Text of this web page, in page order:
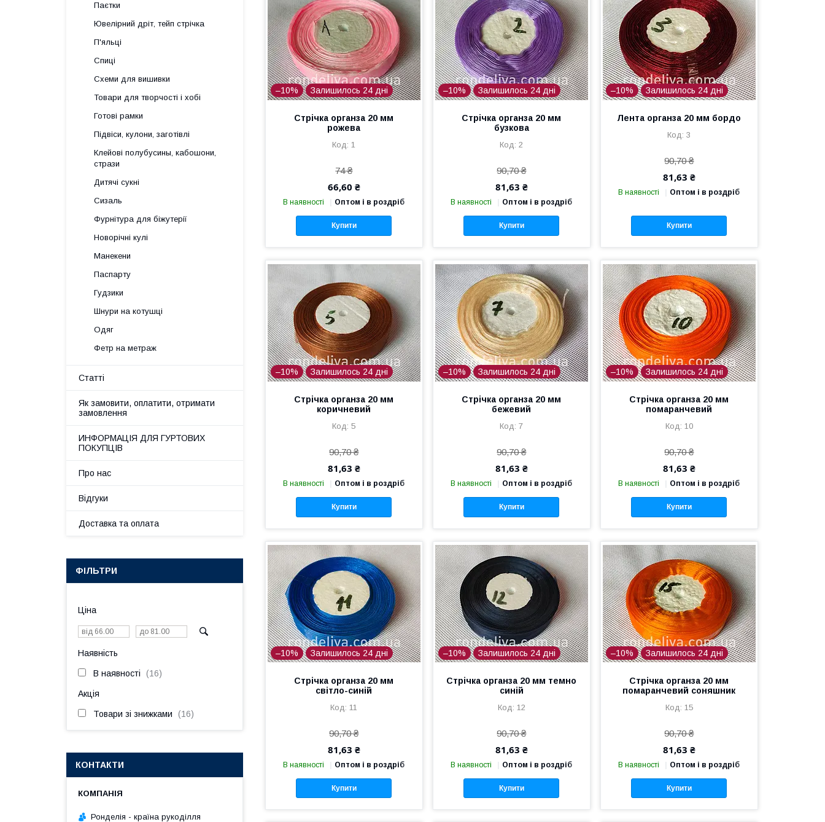
–10% Залишилось 24 дні
Стрічка органза 20 мм
рожева
1
74 ₴
66,60 ₴
В наявності Оптом і в роздріб
Купити
–10% Залишилось 24 дні
Стрічка органза 20 мм
бузкова
2
90,70 ₴
81,63 ₴
В наявності Оптом і в роздріб
Купити
–10% Залишилось 24 дні
Лента органза 20 мм бордо
3
90,70 ₴
81,63 ₴
В наявності Оптом і в роздріб
Купити
–10% Залишилось 24 дні
Стрічка органза 20 мм
коричневий
5
90,70 ₴
81,63 ₴
В наявності Оптом і в роздріб
Купити
–10% Залишилось 24 дні
Стрічка органза 20 мм
бежевий
7
90,70 ₴
81,63 ₴
В наявності Оптом і в роздріб
Купити
–10% Залишилось 24 дні
Стрічка органза 20 мм
помаранчевий
10
90,70 ₴
81,63 ₴
В наявності Оптом і в роздріб
Купити
–10% Залишилось 24 дні
Стрічка органза 20 мм
світло-синій
11
90,70 ₴
81,63 ₴
В наявності Оптом і в роздріб
Купити
–10% Залишилось 24 дні
Стрічка органза 20 мм темно
синій
12
90,70 ₴
81,63 ₴
В наявності Оптом і в роздріб
Купити
–10% Залишилось 24 дні
Стрічка органза 20 мм
помаранчевий соняшник
15
90,70 ₴
81,63 ₴
В наявності Оптом і в роздріб
Купити
Паєтки
Ювелірний дріт, тейп стрічка
П'яльці
Спиці
Схеми для вишивки
Товари для творчості і хобі
Готові рамки
Підвіси, кулони, заготівлі
Клейові полубусины, кабошони,
стрази
Дитячі сукні
Сизаль
Фурнітура для біжутерії
Новорічні кулі
Манекени
Паспарту
Гудзики
Шнури на котушці
Одяг
Фетр на метраж
Статті
Як замовити, оплатити, отримати
замовлення
ИНФОРМАЦІЯ ДЛЯ ГУРТОВИХ
ПОКУПЦІВ
Про нас
Відгуки
Доставка та оплата
ФІЛЬТРИ
Ціна
Наявність
В наявності 16
Акція
Товари зі знижками 16
КОНТАКТИ
Ронделія - країна рукоділля